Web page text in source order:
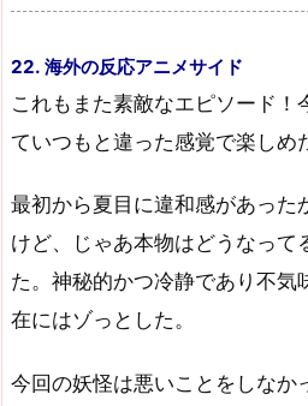
22. 海外の反応アニメサイド
これもまた素敵なエピソード！
ていつもと違った感覚で楽しめ
最初から夏目に違和感があった
けど、じゃあ本物はどうなって
た。神秘的かつ冷静であり不気
在にはゾっとした。
今回の妖怪は悪いことをしなか